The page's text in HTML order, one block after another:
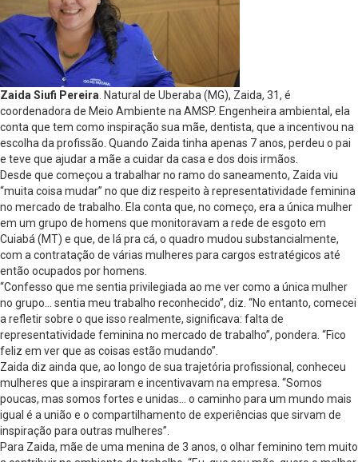
Zaida Siufi Pereira . Natural de Uberaba (MG), Zaida, 31, é
coordenadora de Meio Ambiente na AMSP. Engenheira ambiental, ela
conta que tem como inspiração sua mãe, dentista, que a incentivou na
escolha da profissão. Quando Zaida tinha apenas 7 anos, perdeu o pai
e teve que ajudar a mãe a cuidar da casa e dos dois irmãos.
Desde que começou a trabalhar no ramo do saneamento, Zaida viu
“muita coisa mudar” no que diz respeito à representatividade feminina
no mercado de trabalho. Ela conta que, no começo, era a única mulher
em um grupo de homens que monitoravam a rede de esgoto em
Cuiabá (MT) e que, de lá pra cá, o quadro mudou substancialmente,
com a contratação de várias mulheres para cargos estratégicos até
então ocupados por homens.
“Confesso que me sentia privilegiada ao me ver como a única mulher
no grupo… sentia meu trabalho reconhecido”, diz. “No entanto, comecei
a refletir sobre o que isso realmente, significava: falta de
representatividade feminina no mercado de trabalho”, pondera. “Fico
feliz em ver que as coisas estão mudando”.
Zaida diz ainda que, ao longo de sua trajetória profissional, conheceu
mulheres que a inspiraram e incentivavam na empresa. “Somos
poucas, mas somos fortes e unidas… o caminho para um mundo mais
igual é a união e o compartilhamento de experiências que sirvam de
inspiração para outras mulheres”.
Para Zaida, mãe de uma menina de 3 anos, o olhar feminino tem muito